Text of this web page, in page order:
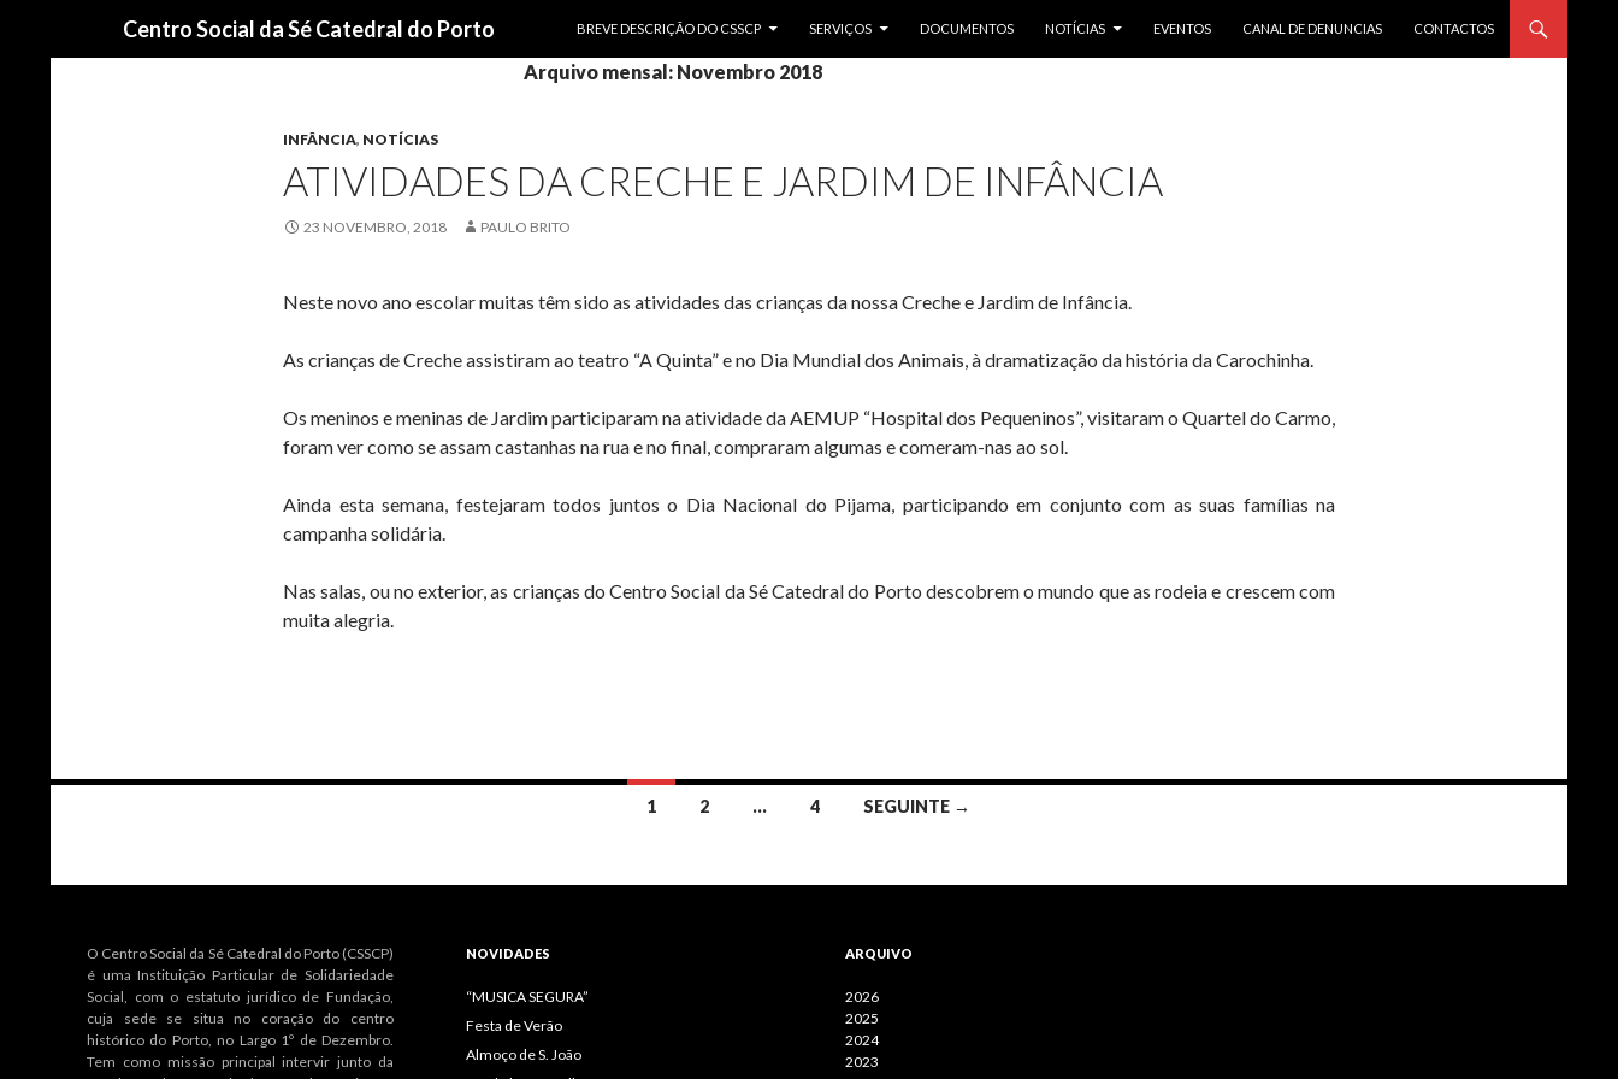
Centro Social da Sé Catedral do Porto
BREVE DESCRIÇÃO DO CSSCP
SERVIÇOS DOCUMENTOS NOTÍCIAS EVENTOS CANAL DE DENUNCIAS CONTACTOS
Arquivo mensal: Novembro 2018
INFÂNCIA, NOTÍCIAS
ATIVIDADES DA CRECHE E JARDIM DE INFÂNCIA
23 NOVEMBRO, 2018 PAULO BRITO
Neste novo ano escolar muitas têm sido as atividades das crianças da nossa Creche e Jardim de Infância.
As crianças de Creche assistiram ao teatro “A Quinta” e no Dia Mundial dos Animais, à dramatização da história da Carochinha.
Os meninos e meninas de Jardim participaram na atividade da AEMUP “Hospital dos Pequeninos”, visitaram o Quartel do Carmo,
foram ver como se assam castanhas na rua e no final, compraram algumas e comeram-nas ao sol.
Ainda esta semana, festejaram todos juntos o Dia Nacional do Pijama, participando em conjunto com as suas famílias na
campanha solidária.
Nas salas, ou no exterior, as crianças do Centro Social da Sé Catedral do Porto descobrem o mundo que as rodeia e crescem com
muita alegria.
artigos
1 2 … 4 SEGUINTE →
O Centro Social da Sé Catedral do Porto (CSSCP)
é uma Instituição Particular de Solidariedade
Social, com o estatuto jurídico de Fundação,
cuja sede se situa no coração do centro
histórico do Porto, no Largo 1º de Dezembro.
Tem como missão principal intervir junto da
NOVIDADES
“MUSICA SEGURA”
Festa de Verão
Almoço de S. João
ARQUIVO
2026
2025
2024
2023